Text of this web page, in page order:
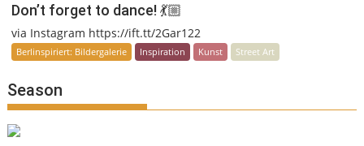
Don’t forget to dance! 💃🏼
via Instagram https://ift.tt/2Gar122
Berlinspiriert: Bildergalerie Inspiration Kunst Street Art
Season